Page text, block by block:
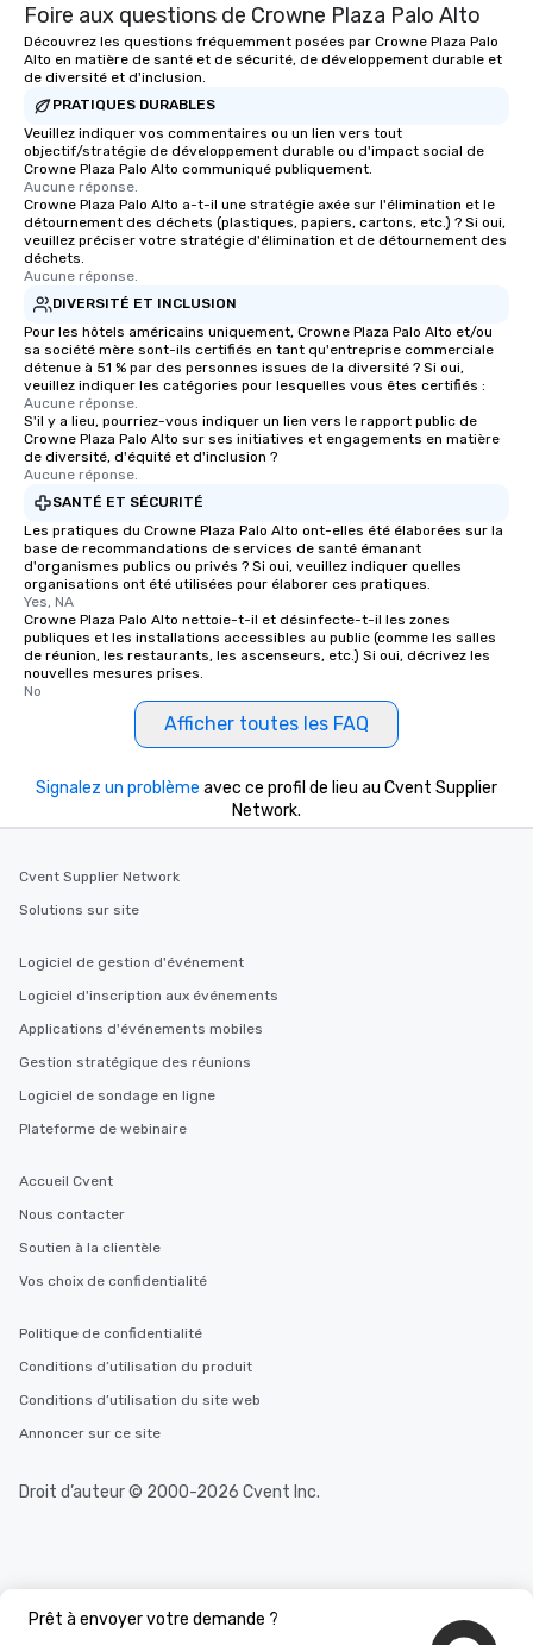
Foire aux questions de Crowne Plaza Palo Alto
Découvrez les questions fréquemment posées par Crowne Plaza Palo
Alto en matière de santé et de sécurité, de développement durable et
de diversité et d'inclusion.
PRATIQUES DURABLES
Veuillez indiquer vos commentaires ou un lien vers tout
objectif/stratégie de développement durable ou d'impact social de
Crowne Plaza Palo Alto communiqué publiquement.
Aucune réponse.
Crowne Plaza Palo Alto a-t-il une stratégie axée sur l'élimination et le
détournement des déchets (plastiques, papiers, cartons, etc.) ? Si oui,
veuillez préciser votre stratégie d'élimination et de détournement des
déchets.
Aucune réponse.
DIVERSITÉ ET INCLUSION
Pour les hôtels américains uniquement, Crowne Plaza Palo Alto et/ou
sa société mère sont-ils certifiés en tant qu'entreprise commerciale
détenue à 51 % par des personnes issues de la diversité ? Si oui,
veuillez indiquer les catégories pour lesquelles vous êtes certifiés :
Aucune réponse.
S'il y a lieu, pourriez-vous indiquer un lien vers le rapport public de
Crowne Plaza Palo Alto sur ses initiatives et engagements en matière
de diversité, d'équité et d'inclusion ?
Aucune réponse.
SANTÉ ET SÉCURITÉ
Les pratiques du Crowne Plaza Palo Alto ont-elles été élaborées sur la
base de recommandations de services de santé émanant
d'organismes publics ou privés ? Si oui, veuillez indiquer quelles
organisations ont été utilisées pour élaborer ces pratiques.
Yes, NA
Crowne Plaza Palo Alto nettoie-t-il et désinfecte-t-il les zones
publiques et les installations accessibles au public (comme les salles
de réunion, les restaurants, les ascenseurs, etc.) Si oui, décrivez les
nouvelles mesures prises.
No
Afficher toutes les FAQ
Prêt à envoyer votre demande ?
Signalez un problème avec ce profil de lieu au Cvent Supplier
Network.
Cvent Supplier Network
Solutions sur site
Logiciel de gestion d'événement
Logiciel d'inscription aux événements
Applications d'événements mobiles
Gestion stratégique des réunions
Logiciel de sondage en ligne
Plateforme de webinaire
Accueil Cvent
Nous contacter
Soutien à la clientèle
Vos choix de confidentialité
Politique de confidentialité
Conditions d’utilisation du produit
Conditions d’utilisation du site web
Annoncer sur ce site
Droit d’auteur © 2000-2026 Cvent Inc.